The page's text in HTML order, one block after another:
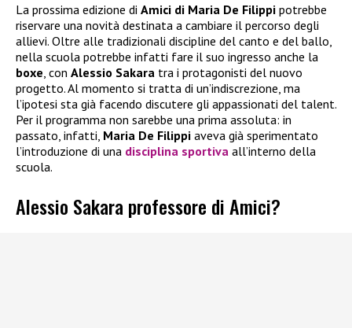
La prossima edizione di Amici di Maria De Filippi potrebbe
riservare una novità destinata a cambiare il percorso degli
allievi. Oltre alle tradizionali discipline del canto e del ballo,
nella scuola potrebbe infatti fare il suo ingresso anche la
boxe , con Alessio Sakara tra i protagonisti del nuovo
progetto. Al momento si tratta di un’indiscrezione, ma
l’ipotesi sta già facendo discutere gli appassionati del talent.
Per il programma non sarebbe una prima assoluta: in
passato, infatti, Maria De Filippi aveva già sperimentato
l’introduzione di una disciplina sportiva all’interno della
scuola.
Alessio Sakara professore di Amici?